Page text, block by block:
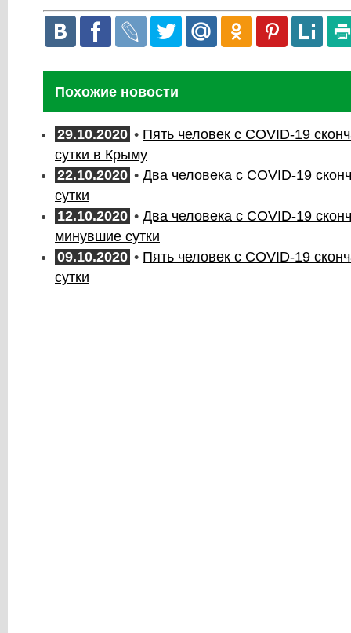
Похожие новости
29.10.2020 • Пять человек с COVID-19
сутки в Крыму
22.10.2020 • Два человека с COVID-19
сутки
12.10.2020 • Два человека с COVID-19
минувшие сутки
09.10.2020 • Пять человек с COVID-19
сутки